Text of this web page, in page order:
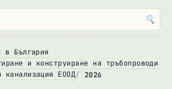
🔍
в България
и конструиране на тръбопроводи
канализация ЕООД
2026